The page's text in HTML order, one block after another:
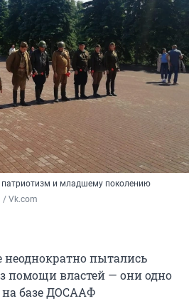
и младшему поколению
Vk.com
неоднократно пытались
помощи властей — они одно
базе ДОСААФ